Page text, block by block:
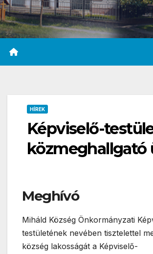
HÍREK
Képviselő-
közmeghallgató
Meghívó
Miháld Község Önkormányzati
testületének nevében tisztelettel
község lakosságát a Képviselő-